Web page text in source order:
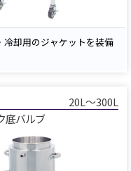
冷却用のジャケットを装備
体や原料をスムーズに排出
20L～300L
底バルブ